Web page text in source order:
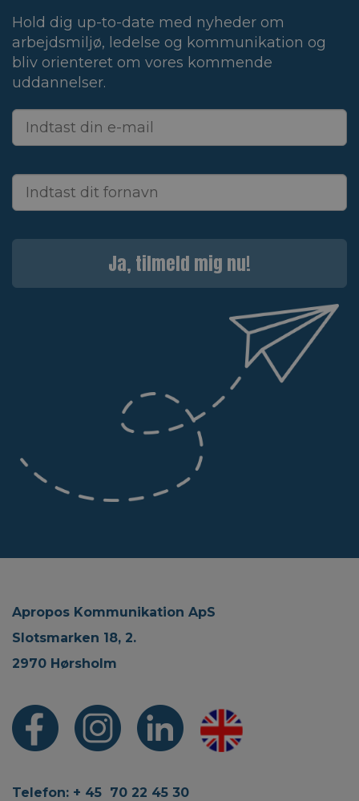
Hold dig up-to-date med nyheder om
arbejdsmiljø, ledelse og kommunikation og
bliv orienteret om vores kommende
uddannelser.
Ja, tilmeld mig nu!
Apropos Kommunikation ApS
Slotsmarken 18, 2.
2970 Hørsholm
Telefon: + 45 70 22 45 30